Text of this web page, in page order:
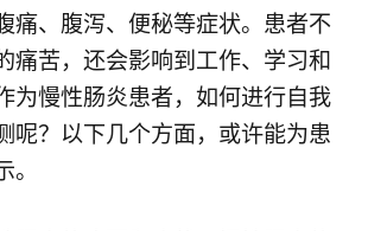
痛、腹泻、便秘等症状。患者不
痛苦，还会影响到工作、学习和
为慢性肠炎患者，如何进行自我
呢？以下几个方面，或许能为患